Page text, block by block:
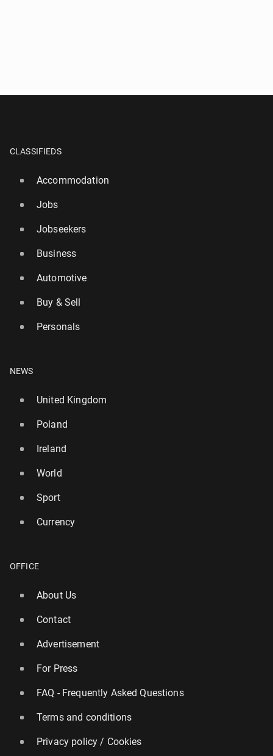
CLASSIFIEDS
Accommodation
Jobs
Jobseekers
Business
Automotive
Buy & Sell
Personals
NEWS
United Kingdom
Poland
Ireland
World
Sport
Currency
OFFICE
About Us
Contact
Advertisement
For Press
FAQ - Frequently Asked Questions
Terms and conditions
Privacy policy / Cookies